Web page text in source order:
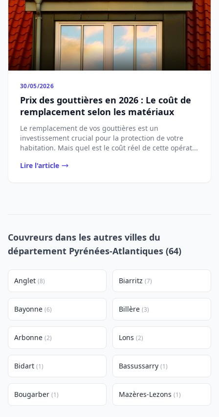
30/05/2026
Prix des gouttières en 2026 : Le coût de
remplacement selon les matériaux
Le remplacement de vos gouttières est un
investissement crucial pour la protection de votre
habitation. Mais quel est le coût réel de cette opérat...
Lire l'article
Couvreurs dans les autres villes du
département Pyrénées-Atlantiques (64)
Anglet (8) Biarritz (7)
Bayonne (6) Billère (3)
Arbonne (2) Lons (2)
Bidart (1) Bassussarry (1)
Bougarber (1) Mazères-Lezons (1)